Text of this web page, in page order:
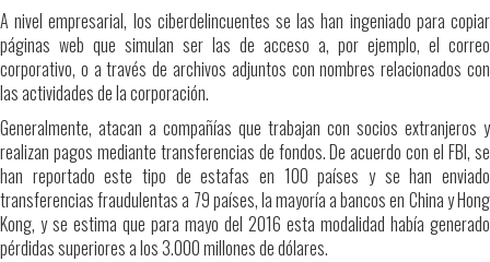
A nivel empresarial, los ciberdelincuentes se las han ingeniado para copiar
páginas web que simulan ser las de acceso a, por ejemplo, el correo
corporativo, o a través de archivos adjuntos con nombres relacionados con
las actividades de la corporación.
Generalmente, atacan a compañías que trabajan con socios extranjeros y
realizan pagos mediante transferencias de fondos. De acuerdo con el FBI, se
han reportado este tipo de estafas en 100 países y se han enviado
transferencias fraudulentas a 79 países, la mayoría a bancos en China y Hong
Kong, y se estima que para mayo del 2016 esta modalidad había generado
pérdidas superiores a los 3.000 millones de dólares.